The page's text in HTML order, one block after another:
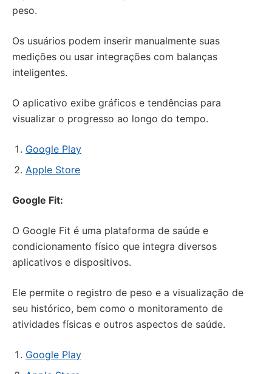
peso.
Os usuários podem inserir manualmente suas
medições ou usar integrações com balanças
inteligentes.
O aplicativo exibe gráficos e tendências para
visualizar o progresso ao longo do tempo.
Google Play
Apple Store
Google Fit:
O Google Fit é uma plataforma de saúde e
condicionamento físico que integra diversos
aplicativos e dispositivos.
Ele permite o registro de peso e a visualização de
seu histórico, bem como o monitoramento de
atividades físicas e outros aspectos de saúde.
Google Play